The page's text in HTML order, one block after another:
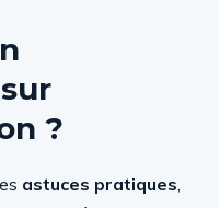
?
astuces pratiques,